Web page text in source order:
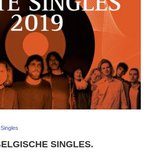
Singles
SINGLES.